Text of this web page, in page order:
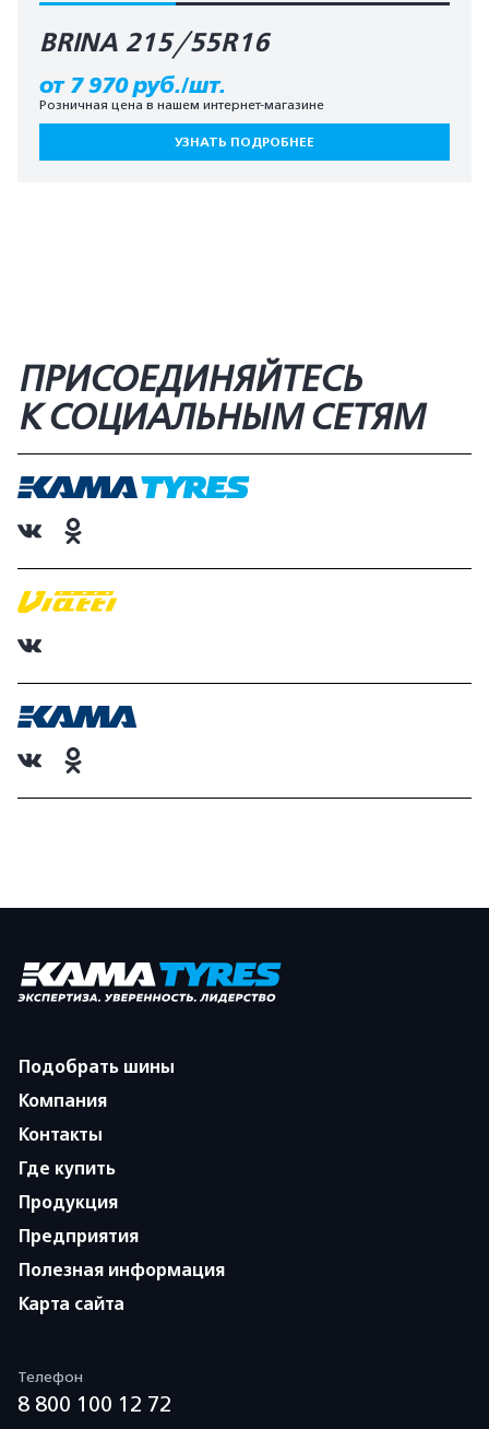
BRINA 215/55R16
от 7 970 руб./шт.
Розничная цена в нашем интернет-магазине
УЗНАТЬ ПОДРОБНЕЕ
ПРИСОЕДИНЯЙТЕСЬ
К СОЦИАЛЬНЫМ СЕТЯМ
Подобрать шины
Компания
Контакты
Где купить
Продукция
Предприятия
Полезная информация
Карта сайта
Телефон
8 800 100 12 72